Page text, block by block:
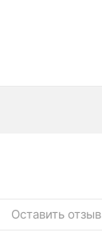
Оставить отзыв
ни одного